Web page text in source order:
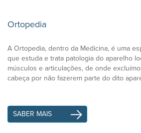
Ortopedia
A Ortopedia, dentro da Medicina, é uma
que estuda e trata patologia do aparelho
músculos e articulações, de onde
cabeça por não fazerem parte do dito
SABER MAIS